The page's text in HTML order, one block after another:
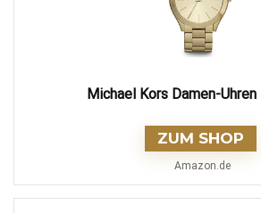
Michael Kors Damen-
ZUM SHOP
Amazon.de